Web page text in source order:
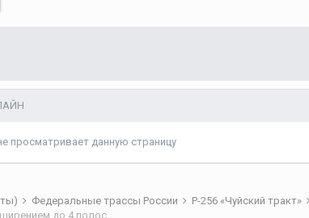
просматривает данную страницу
Федеральные трассы России
Р-256 «Чуйский тракт»
до 4 полос